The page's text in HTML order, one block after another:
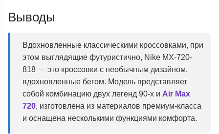
Выводы
Вдохновленные классическими кроссовками, при
этом выглядящие футуристично, Nike MX-720-
818 — это кроссовки с необычным дизайном,
вдохновленные бегом. Модель представляет
собой комбинацию двух легенд 90-х и Air Max
720, изготовлена из материалов премиум-класса
и оснащена несколькими функциями комфорта.